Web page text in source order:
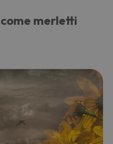
merletti